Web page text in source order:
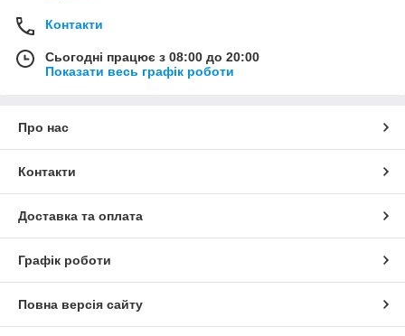
Контакти
Сьогодні працює з 08:00 до 20:00
Показати весь графік роботи
Про нас
Контакти
Доставка та оплата
Графік роботи
Повна версія сайту